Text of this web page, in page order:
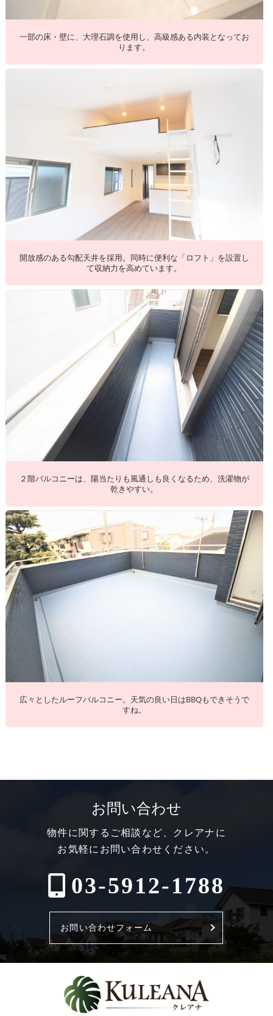
一部の床・壁に、大理石調を使用し、高級感ある内装となってお
ります。
開放感のある勾配天井を採用。同時に便利な「ロフト」を設置し
て収納力を高めています。
２階バルコニーは、陽当たりも風通しも良くなるため、洗濯物が
乾きやすい。
広々としたルーフバルコニー。天気の良い日はBBQもできそうで
すね。
お問い合わせ
物件に関するご相談など、クレアナに
お気軽にお問い合わせください。
03-5912-1788
お問い合わせフォーム